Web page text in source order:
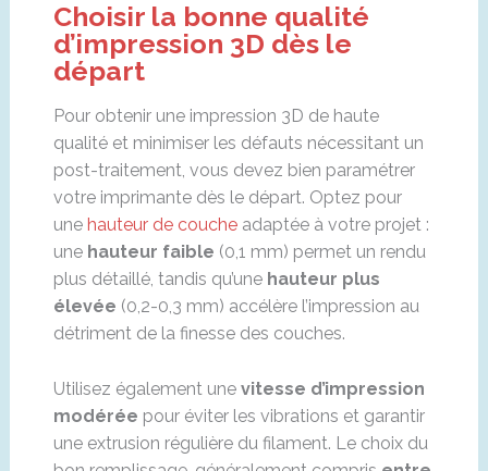
Choisir la bonne qualité
d’impression 3D dès le
départ
Pour obtenir une impression 3D de haute
qualité et minimiser les défauts nécessitant un
post-traitement, vous devez bien paramétrer
votre imprimante dès le départ. Optez pour
une hauteur de coucheadaptée à votre projet :
une hauteur faible (0,1 mm) permet un rendu
plus détaillé, tandis qu’une hauteur plus
élevée (0,2-0,3 mm) accélère l’impression au
détriment de la finesse des couches.
Utilisez également une vitesse d’impression
modérée pour éviter les vibrations et garantir
une extrusion régulière du filament. Le choix du